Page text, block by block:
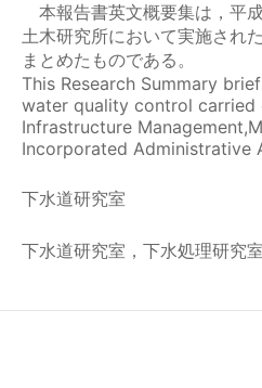
本報告書英文概要集は，平
土木研究所において実施され
まとめたものである。
This Research Summary
water quality control carried
Infrastructure
Incorporated Administrative
下水道研究室
下水道研究室，下水処理研究